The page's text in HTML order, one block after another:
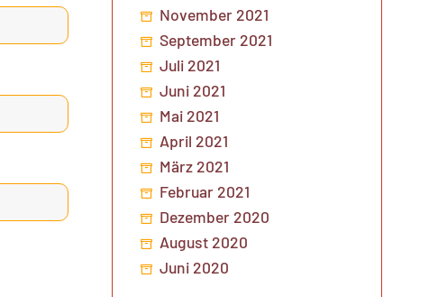
November 2021
September 2021
Juli 2021
Juni 2021
Mai 2021
April 2021
März 2021
Februar 2021
Dezember 2020
August 2020
Juni 2020